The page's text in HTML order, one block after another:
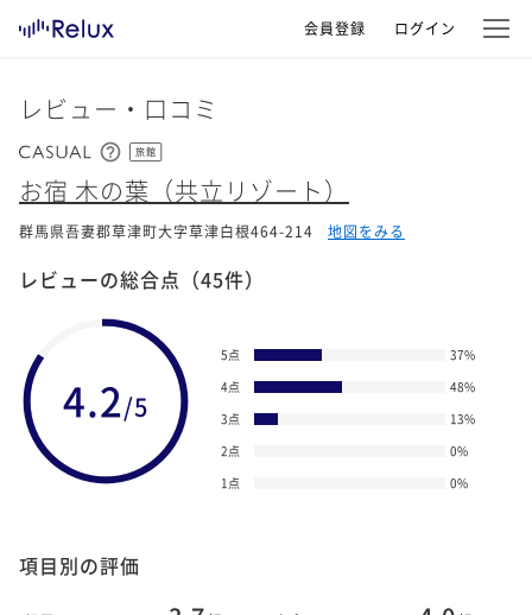
会員登録 ログイン
レビュー・口コミ
旅館
お宿 木の葉（共立リゾート）
群馬県吾妻郡草津町大字草津白根464-214 地図をみる
レビューの総合点 （45件）
4.2/5
5点 37%
4点
48%
3点
13%
2点
0%
1点
0%
項目別の評価